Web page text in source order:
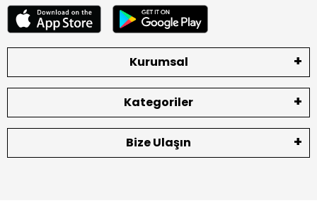
Kurumsal
Kategoriler
Bize Ulaşın